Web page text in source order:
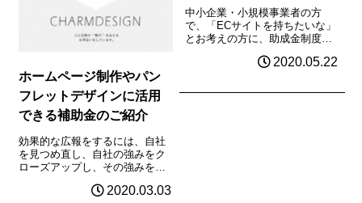
中小企業・小規模事業者の方
で、「ECサイトを持ちたいな」
とお考えの方に、助成金制度を
件がありますが、補助金を利用
を軽減することが可能です。今
2020.05.22
ホームページ制作やパン
フレットデザインに活用
できる補助金のご紹介
効果的な広報をするには、自社
を見つめ直し、自社の強みをク
ローズアップし、その強みをお
ロゴ、名刺、ホームページ、パ
2020.03.03